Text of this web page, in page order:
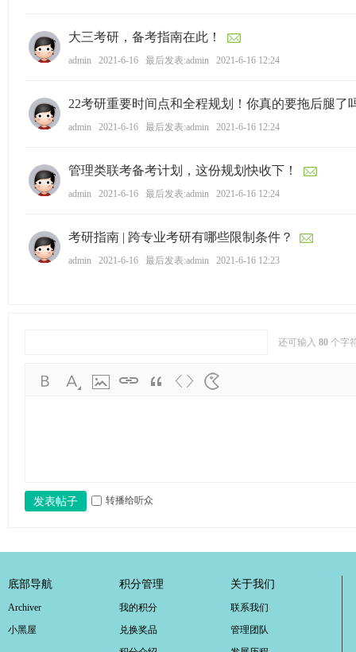
大三考研，备考指南在此！
admin 2021-6-16 最后发表:admin 2021-6-16 12:24
22考研重要时间点和全程规划！你真的要拖后腿了
admin 2021-6-16 最后发表:admin 2021-6-16 12:24
管理类联考备考计划，这份规划快收下！
admin 2021-6-16 最后发表:admin 2021-6-16 12:24
考研指南 | 跨专业考研有哪些限制条件？
admin 2021-6-16 最后发表:admin 2021-6-16 12:23
还可输入 80 个字
发表帖子 转播给听众
底部导航
Archiver
小黑屋
积分管理
我的积分
兑换奖品
关于我们
联系我们
管理团队